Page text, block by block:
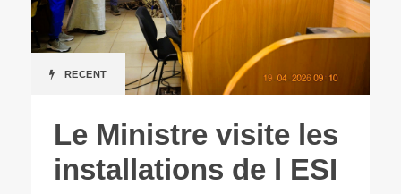
RECENT
Le Ministre visite les
installations de l ESI